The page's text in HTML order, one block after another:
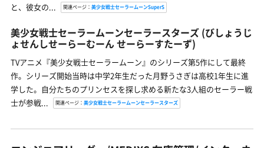
と、彼女の...
関連ページ： 美少女戦士セーラームーンSuperS
美少女戦士セーラームーンセーラースターズ (びしょうじ
ょせんしせーらーむーん せーらーすたーず)
TVアニメ『美少女戦士セーラームーン』のシリーズ第5作にして最終
作。シリーズ開始当時は中学2年生だった月野うさぎは高校1年生に進
学した。自分たちのプリンセスを探し求める新たな3人組のセーラー戦
士が参戦...
関連ページ： 美少女戦士セーラームーンセーラースターズ